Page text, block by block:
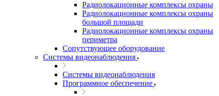
Радиолокационные комплексы охраны
Радиолокационные комплексы охраны
большой площади
Радиолокационные комплексы охраны
периметра
Сопутствующее оборудование
Системы видеонаблюдения
Системы видеонаблюдения
Программное обеспечение